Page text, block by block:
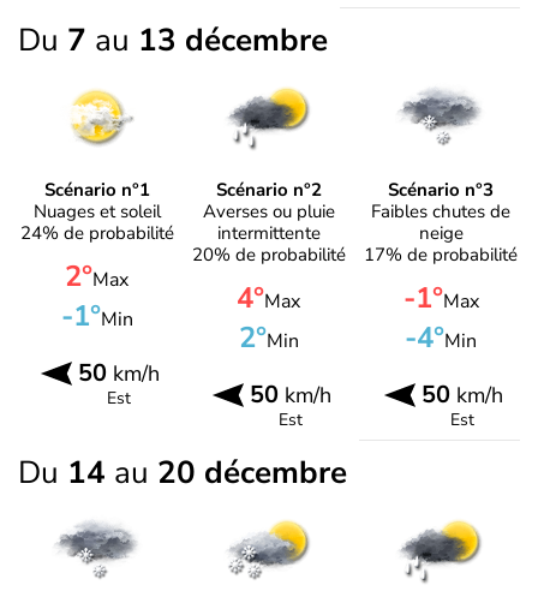
Du 7 au 13 décembre
Scénario n°1
Nuages et soleil
24% de probabilité
2°Max
-1°Min
50km/h
Est
Scénario n°2
Averses ou pluie
intermittente
20% de probabilité
4°Max
2°Min
50km/h
Est
Scénario n°3
Faibles chutes de
neige
17% de probabilité
-1°Max
-4°Min
50 km/h
Est
Du 14 au 20 décembre